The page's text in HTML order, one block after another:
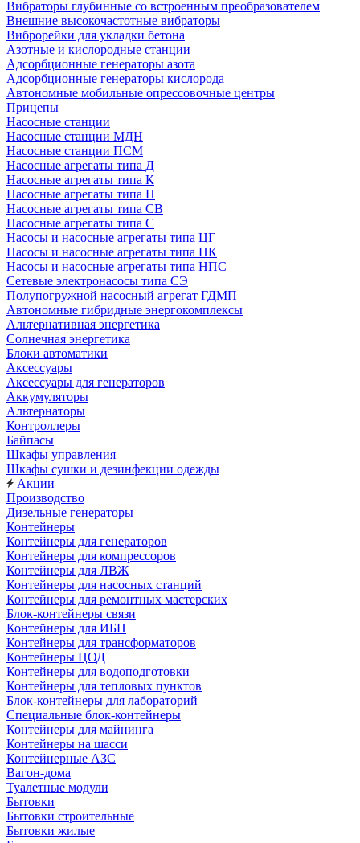
Вибраторы глубинные со встроенным преобразователем
Внешние высокочастотные вибраторы
Виброрейки для укладки бетона
Азотные и кислородные станции
Адсорбционные генераторы азота
Адсорбционные генераторы кислорода
Автономные мобильные опрессовочные центры
Прицепы
Насосные станции
Насосные станции МДН
Насосные станции ПСМ
Насосные агрегаты типа Д
Насосные агрегаты типа К
Насосные агрегаты типа П
Насосные агрегаты типа СВ
Насосные агрегаты типа С
Насосы и насосные агрегаты типа ЦГ
Насосы и насосные агрегаты типа НК
Насосы и насосные агрегаты типа НПС
Сетевые электронасосы типа СЭ
Полупогружной насосный агрегат ГДМП
Автономные гибридные энергокомплексы
Альтернативная энергетика
Солнечная энергетика
Блоки автоматики
Аксессуары
Аксессуары для генераторов
Аккумуляторы
Альтернаторы
Контроллеры
Байпасы
Шкафы управления
Шкафы сушки и дезинфекции одежды
Акции
Производство
Дизельные генераторы
Контейнеры
Контейнеры для генераторов
Контейнеры для компрессоров
Контейнеры для ЛВЖ
Контейнеры для насосных станций
Контейнеры для ремонтных мастерских
Блок-контейнеры связи
Контейнеры для ИБП
Контейнеры для трансформаторов
Контейнеры ЦОД
Контейнеры для водоподготовки
Контейнеры для тепловых пунктов
Блок-контейнеры для лабораторий
Специальные блок-контейнеры
Контейнеры для майнинга
Контейнеры на шасси
Контейнерные АЗС
Вагон-дома
Туалетные модули
Бытовки
Бытовки строительные
Бытовки жилые